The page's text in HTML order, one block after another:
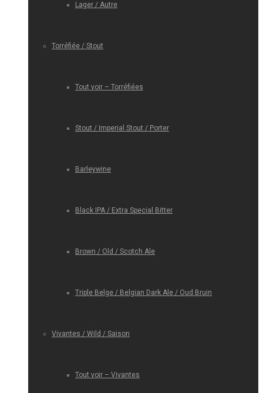
Lager / Autre
Torréfiée / Stout
Tout voir – Torréfiées
Stout / Imperial Stout / Porter
Barleywine
Black IPA / Extra Special Bitter
Brown / Old / Scotch Ale
Triple Belge / Belgian Dark Ale / Oud Bruin
Vivantes / Wild / Saison
Tout voir – Vivantes